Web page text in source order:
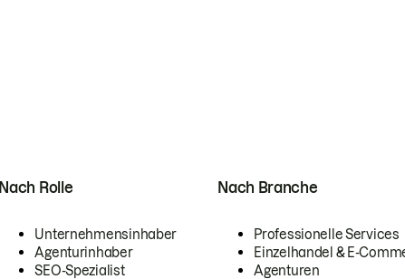
Nach Rolle
Unternehmensinhaber
Agenturinhaber
SEO-Spezialist
Nach Branche
Professionelle Services
Einzelhandel & E-
Agenturen